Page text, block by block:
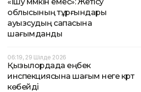
облысының тұрғындары
ауызсудың сапасына
шағымданды
06:19, 29 Шілде 2026
Қызылордада еңбек
инспекциясына шағым неге күрт
көбейді